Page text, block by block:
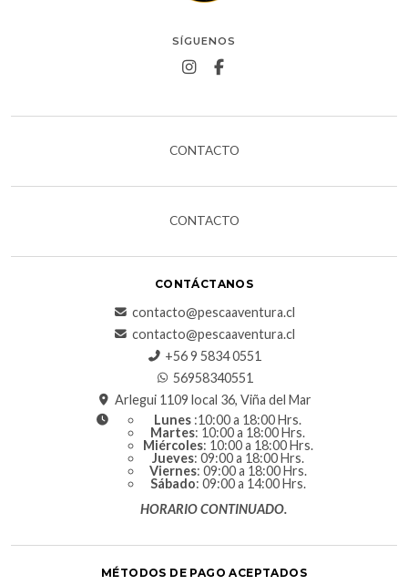
SÍGUENOS
CONTACTO
CONTACTO
CONTÁCTANOS
contacto@pescaaventura.cl
contacto@pescaaventura.cl
+56 9 5834 0551
56958340551
Arlegui 1109 local 36, Viña del Mar
Lunes :10:00 a 18:00 Hrs.
Martes: 10:00 a 18:00 Hrs.
Miércoles: 10:00 a 18:00 Hrs.
Jueves: 09:00 a 18:00 Hrs.
Viernes: 09:00 a 18:00 Hrs.
Sábado: 09:00 a 14:00 Hrs.
HORARIO CONTINUADO.
MÉTODOS DE PAGO ACEPTADOS